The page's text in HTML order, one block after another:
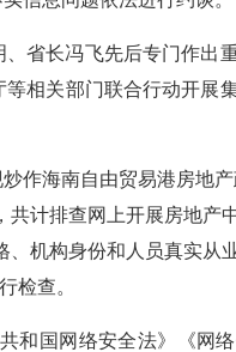
、省长冯飞先后专门作出
相关部门联合行动开展
作海南自由贸易港房地
，共计排查网上开展房地产
机构身份和人员真实从
检查。
国网络安全法》《网络